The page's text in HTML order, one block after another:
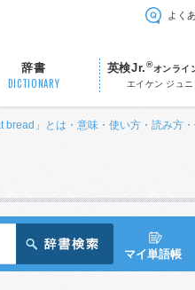
よく
辞書
DICTIONARY
英検Jr.®オンライ
エイケン ジュニ
bread」とは・意味・使い方・読み方
マイ単語帳